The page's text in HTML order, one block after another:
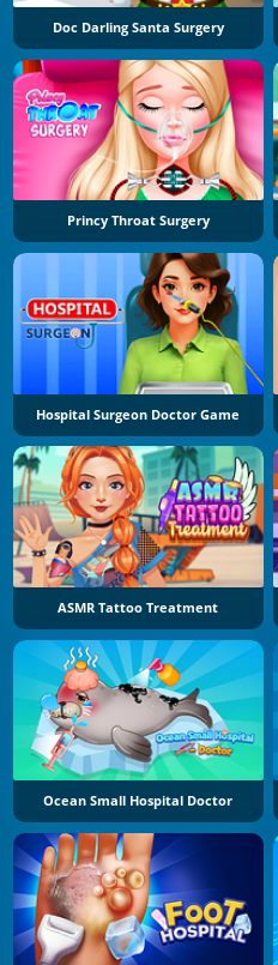
Doc Darling Santa Surgery
Princy Throat Surgery
Hospital Surgeon Doctor Game
ASMR Tattoo Treatment
Ocean Small Hospital Doctor